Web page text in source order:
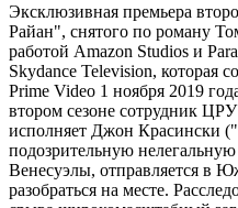
Эксклюзивная премьера
Райан", снятого по роману
работой Amazon Studios и
Skydance Television, которая
Prime Video 1 ноября 2019
втором сезоне сотрудник
исполняет Джон Красински
подозрительную
Венесуэлы, отправляется в
разобраться на месте.